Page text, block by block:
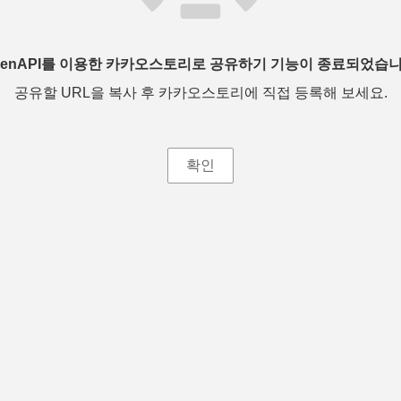
를 이용한 카카오스토리로 공유하기 기능이 종료되었습
공유할 URL을 복사 후 카카오스토리에 직접 등록해 보세요.
확인